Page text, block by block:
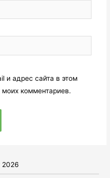
и адрес сайта в этом
комментариев.
2026